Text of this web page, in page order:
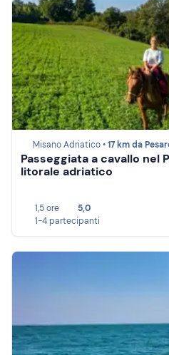
Misano Adriatico •17 km da
Passeggiata a cavallo nel
litorale adriatico
1,5 ore
5,0
1-4 partecipanti